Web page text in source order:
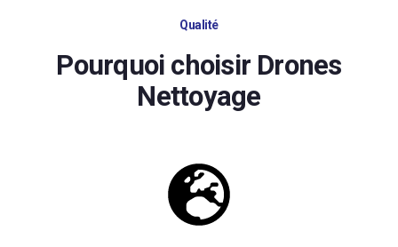
Qualité
Pourquoi choisir Drones
Nettoyage